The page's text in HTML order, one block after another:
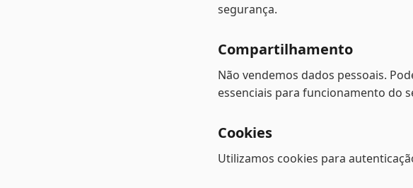
segurança.
Compartilhamento
Não vendemos dados pessoais.
essenciais para funcionamento do
Cookies
Utilizamos cookies para